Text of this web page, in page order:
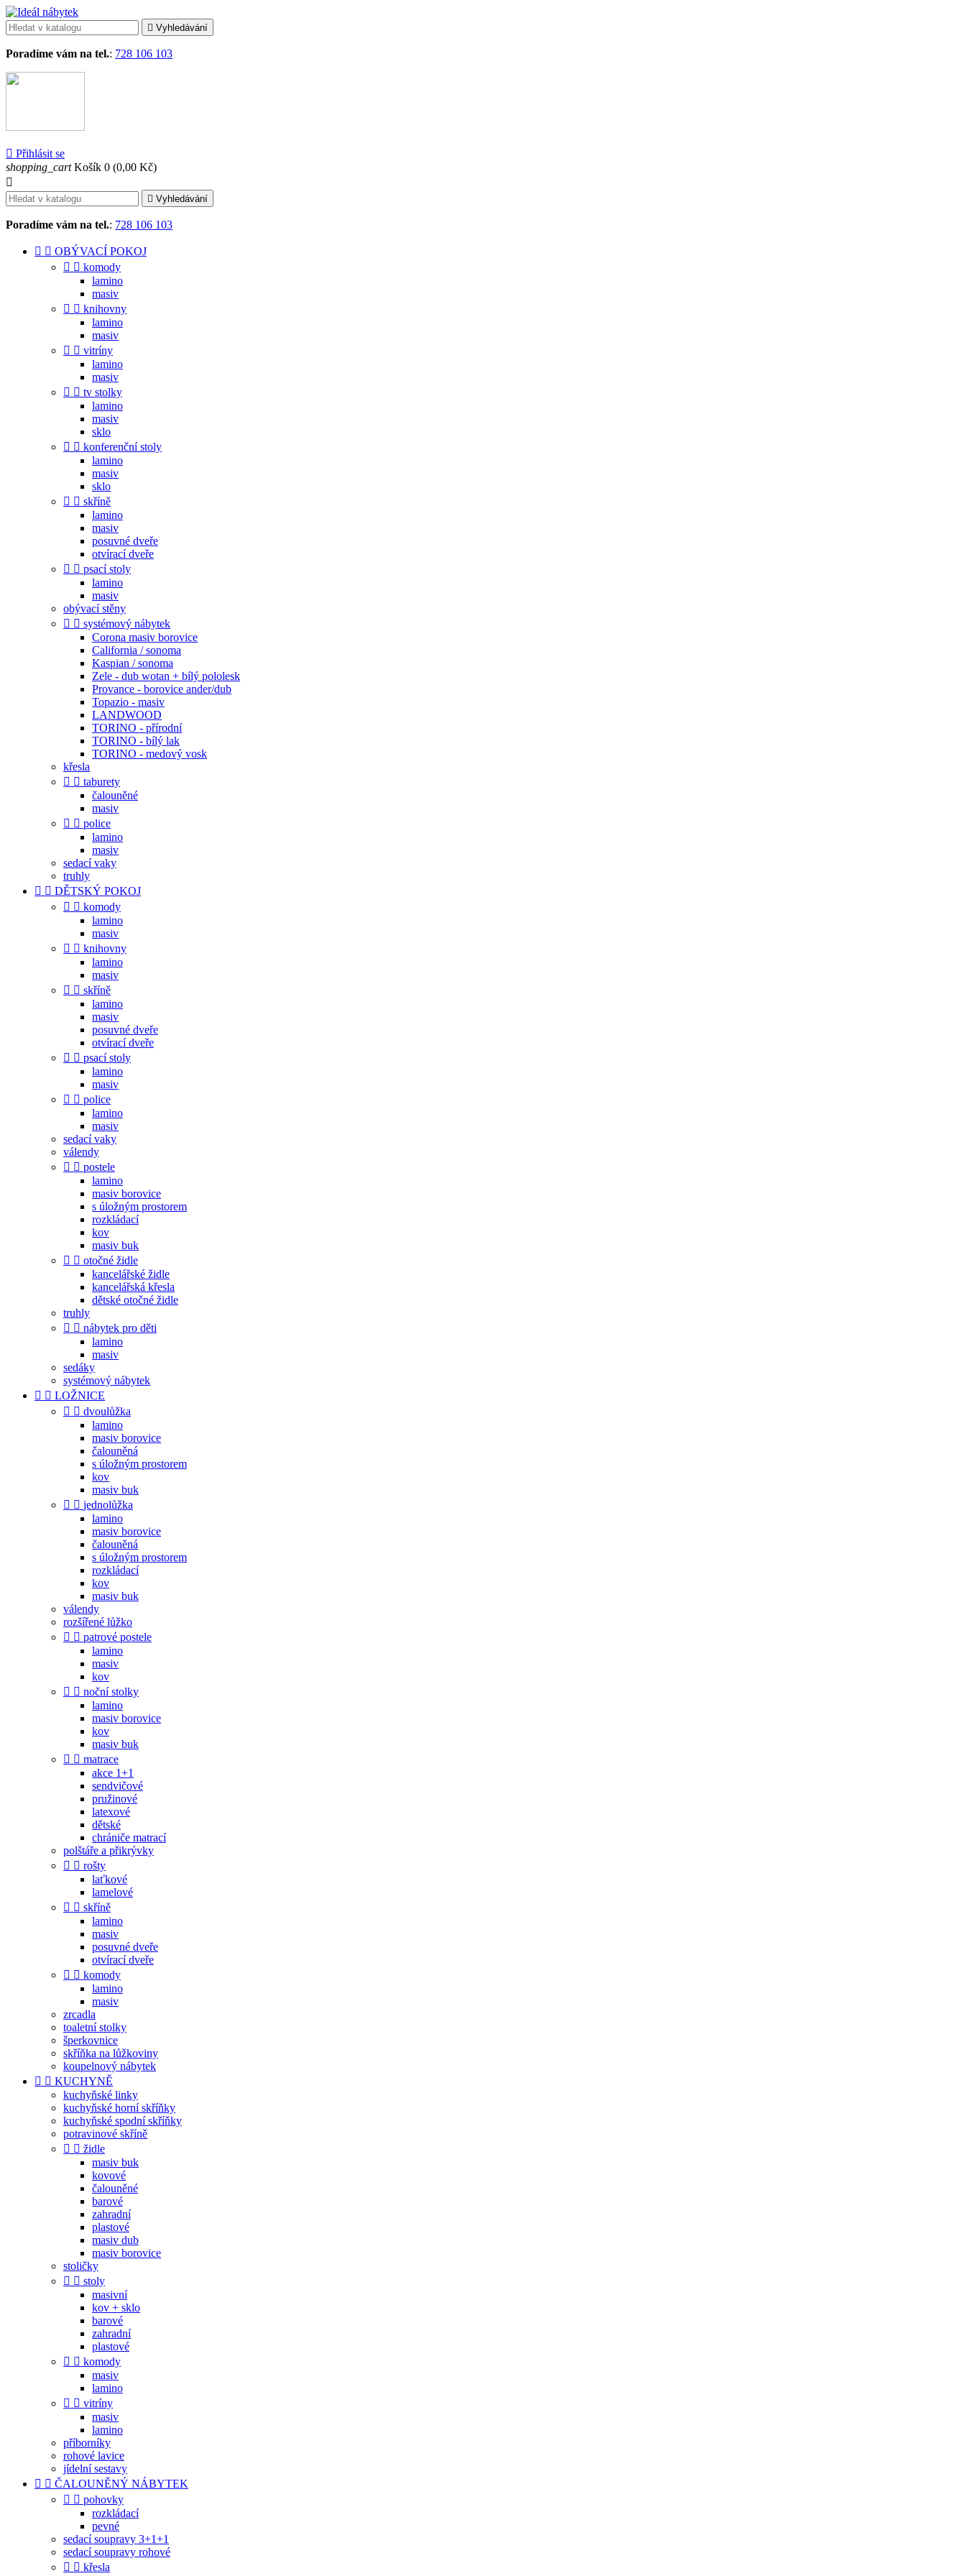
 Vyhledávání
Poradíme vám na tel.: 728 106 103
 Přihlásit se
shopping_cart Košík 0 (0,00 Kč)

 Vyhledávání
Poradíme vám na tel.: 728 106 103
  OBÝVACÍ POKOJ
  komody
lamino
masiv
  knihovny
lamino
masiv
  vitríny
lamino
masiv
  tv stolky
lamino
masiv
sklo
  konferenční stoly
lamino
masiv
sklo
  skříně
lamino
masiv
posuvné dveře
otvírací dveře
  psací stoly
lamino
masiv
obývací stěny
  systémový nábytek
Corona masiv borovice
California / sonoma
Kaspian / sonoma
Zele - dub wotan + bílý pololesk
Provance - borovice ander/dub
Topazio - masiv
LANDWOOD
TORINO - přírodní
TORINO - bílý lak
TORINO - medový vosk
křesla
  taburety
čalouněné
masiv
  police
lamino
masiv
sedací vaky
truhly
  DĚTSKÝ POKOJ
  komody
lamino
masiv
  knihovny
lamino
masiv
  skříně
lamino
masiv
posuvné dveře
otvírací dveře
  psací stoly
lamino
masiv
  police
lamino
masiv
sedací vaky
válendy
  postele
lamino
masiv borovice
s úložným prostorem
rozkládací
kov
masiv buk
  otočné židle
kancelářské židle
kancelářská křesla
dětské otočné židle
truhly
  nábytek pro děti
lamino
masiv
sedáky
systémový nábytek
  LOŽNICE
  dvoulůžka
lamino
masiv borovice
čalouněná
s úložným prostorem
kov
masiv buk
  jednolůžka
lamino
masiv borovice
čalouněná
s úložným prostorem
rozkládací
kov
masiv buk
válendy
rozšířené lůžko
  patrové postele
lamino
masiv
kov
  noční stolky
lamino
masiv borovice
kov
masiv buk
  matrace
akce 1+1
sendvičové
pružinové
latexové
dětské
chrániče matrací
polštáře a přikrývky
  rošty
laťkové
lamelové
  skříně
lamino
masiv
posuvné dveře
otvírací dveře
  komody
lamino
masiv
zrcadla
toaletní stolky
šperkovnice
skříňka na lůžkoviny
koupelnový nábytek
  KUCHYNĚ
kuchyňské linky
kuchyňské horní skříňky
kuchyňské spodní skříňky
potravinové skříně
  židle
masiv buk
kovové
čalouněné
barové
zahradní
plastové
masiv dub
masiv borovice
stoličky
  stoly
masivní
kov + sklo
barové
zahradní
plastové
  komody
masiv
lamino
  vitríny
masiv
lamino
příborníky
rohové lavice
jídelní sestavy
  ČALOUNĚNÝ NÁBYTEK
  pohovky
rozkládací
pevné
sedací soupravy 3+1+1
sedací soupravy rohové
  křesla